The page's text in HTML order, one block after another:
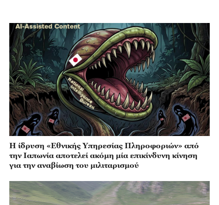
Η ίδρυση «Εθνικής Υπηρεσίας Πληροφοριών» από
την Ιαπωνία αποτελεί ακόμη μία επικίνδυνη κίνηση
για την αναβίωση του μιλιταρισμού